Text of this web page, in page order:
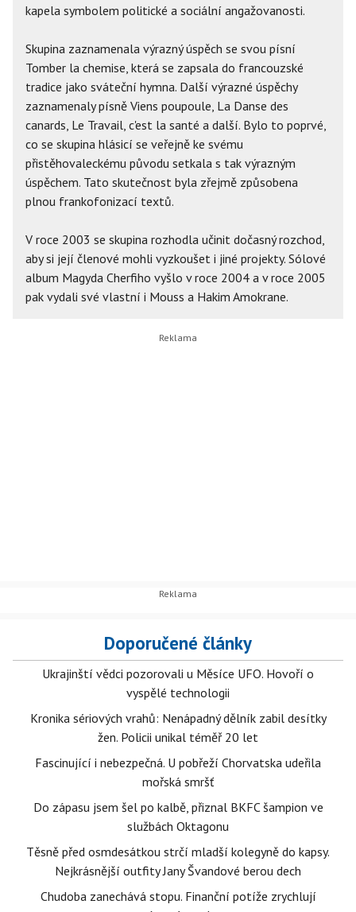
kapela symbolem politické a sociální angažovanosti.
Skupina zaznamenala výrazný úspěch se svou písní
Tomber la chemise, která se zapsala do francouzské
tradice jako sváteční hymna. Další výrazné úspěchy
zaznamenaly písně Viens poupoule, La Danse des
canards, Le Travail, c'est la santé a další. Bylo to poprvé,
co se skupina hlásicí se veřejně ke svému
přistěhovaleckému původu setkala s tak výrazným
úspěchem. Tato skutečnost byla zřejmě způsobena
plnou frankofonizací textů.
V roce 2003 se skupina rozhodla učinit dočasný rozchod,
aby si její členové mohli vyzkoušet i jiné projekty. Sólové
album Magyda Cherfiho vyšlo v roce 2004 a v roce 2005
pak vydali své vlastní i Mouss a Hakim Amokrane.
Doporučené články
Ukrajinští vědci pozorovali u Měsíce UFO. Hovoří o
vyspělé technologii
Kronika sériových vrahů: Nenápadný dělník zabil desítky
žen. Policii unikal téměř 20 let
Fascinující i nebezpečná. U pobřeží Chorvatska udeřila
mořská smršť
Do zápasu jsem šel po kalbě, přiznal BKFC šampion ve
službách Oktagonu
Těsně před osmdesátkou strčí mladší kolegyně do kapsy.
Nejkrásnější outfity Jany Švandové berou dech
Chudoba zanechává stopu. Finanční potíže zrychlují